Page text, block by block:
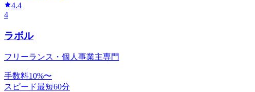
4.4
4
ラボル
フリーランス・個人事業主専門
手数料10%〜
スピード最短60分